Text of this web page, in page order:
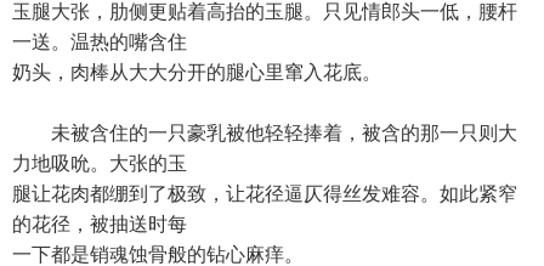
玉腿大张，肋侧更贴着高抬的玉腿。只见情郎头一低，腰杆
一送。温热的嘴含住
奶头，肉棒从大大分开的腿心里窜入花底。
未被含住的一只豪乳被他轻轻捧着，被含的那一只则大
力地吸吮。大张的玉
腿让花肉都绷到了极致，让花径逼仄得丝发难容。如此紧窄
的花径，被抽送时每
一下都是销魂蚀骨般的钻心麻痒。